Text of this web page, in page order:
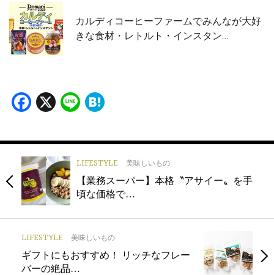
カルディコーヒーファームでみんなが大好
きな食材・レトルト・インスタン…
Facebook
X Line
LIFESTYLE 美味しいもの
【業務スーパー】本格〝アサイー〟を手
頃な価格で…
LIFESTYLE 美味しいもの
ギフトにもおすすめ！ リッチなフレー
バーの絶品…